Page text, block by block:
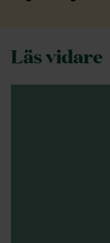
Läs vidare